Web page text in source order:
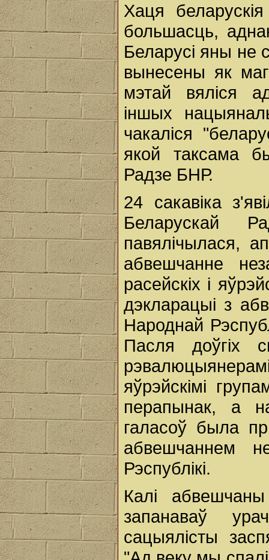
Хаця
большасць,
Беларусі яны не
вынесены як
мэтай вяліся
іншых
чакаліся
якой таксама
Радзе БНР.
24 сакавіка
Беларускай
павялічылася,
абвешчанне
расейскіх і
дэкларацыі з
Народнай
Пасля доўгіх
яўрэйскімі
перапынак, а
галасоў была
абвешчаннем
Рэспублікі.
Калі
запанаваў
сацыялісты